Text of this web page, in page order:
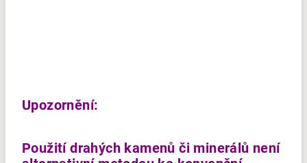
Upozornění:
Použití drahých kamenů či minerálů není